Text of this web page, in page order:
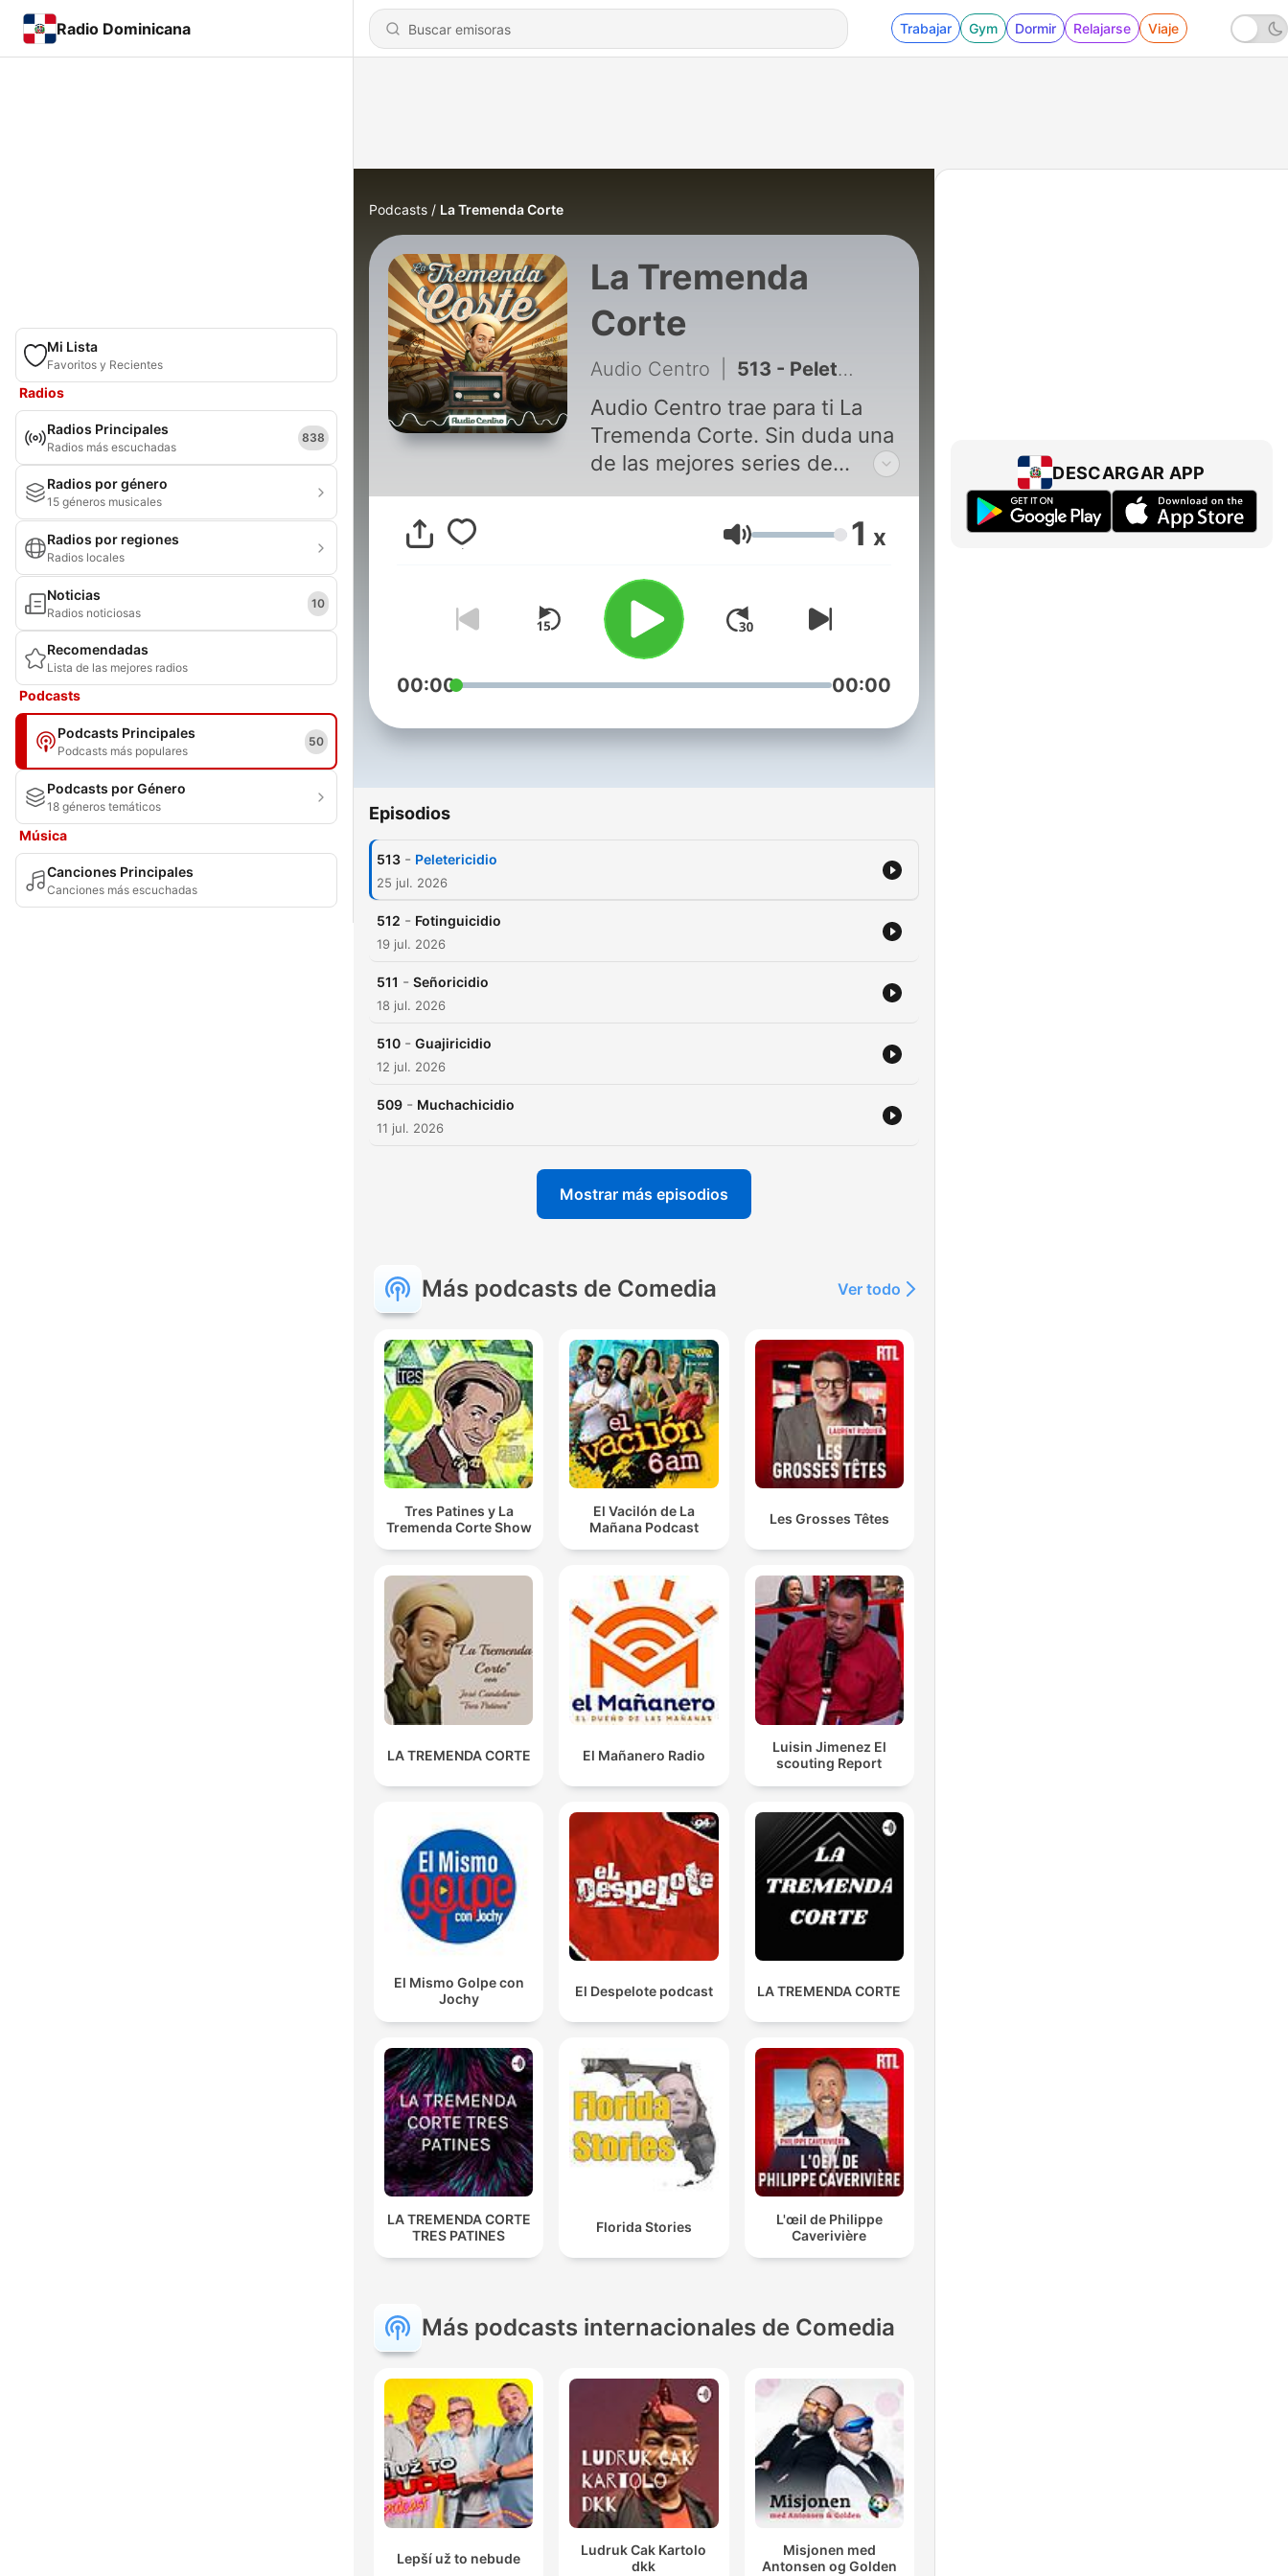
Radio Dominicana Trabajar Gym Dormir Relajarse Viaje
Mi Lista
Favoritos y Recientes
Radios
Radios Principales
Radios más escuchadas
838
Radios por género
15 géneros musicales
Radios por regiones
Radios locales
Noticias
Radios noticiosas
10
Recomendadas
Lista de las mejores radios
Podcasts
Podcasts Principales
Podcasts más populares
50
Podcasts por Género
18 géneros temáticos
Música
Canciones Principales
Canciones más escuchadas
Podcasts La Tremenda Corte
La Tremenda
Corte
Audio Centro 513 - Peletericidio
Audio Centro trae para ti La
Tremenda Corte. Sin duda una
de las mejores series de
comedia radiofónica de todos
los tiempos. Sigue las
divertidas ocurrencias de
icónicos personajes como Tres
Patines, Nananina y el
Tremendo Juez. Un nuevo
capítulo cada sábado y
domingo.
Suscríbete a todos los
de Grupo Radio Centro.
Volumen 1 x
00:00 00:00
Episodios
513 - Peletericidio
25 jul. 2026
512 - Fotinguicidio
19 jul. 2026
511 - Señoricidio
18 jul. 2026
510 - Guajiricidio
12 jul. 2026
509 - Muchachicidio
11 jul. 2026
Mostrar más episodios
Más podcasts de Comedia Ver todo
Tres Patines y La
Tremenda Corte Show
El Vacilón de La
Mañana Podcast
Les Grosses Têtes
LA TREMENDA CORTE El Mañanero Radio
Luisin Jimenez El
scouting Report
El Mismo Golpe con
Jochy
El Despelote podcast LA TREMENDA CORTE
LA TREMENDA CORTE
TRES PATINES
Florida Stories
L'œil de Philippe
Caverivière
Más podcasts internacionales de Comedia
Lepší už to nebude
Ludruk Cak Kartolo
dkk
Misjonen med
Antonsen og Golden
DESCARGAR APP